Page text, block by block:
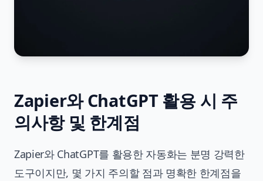
Zapier와 ChatGPT 활용 시 주
의사항 및 한계점
Zapier와 ChatGPT를 활용한 자동화는 분명 강력한
도구이지만, 몇 가지 주의할 점과 명확한 한계점을